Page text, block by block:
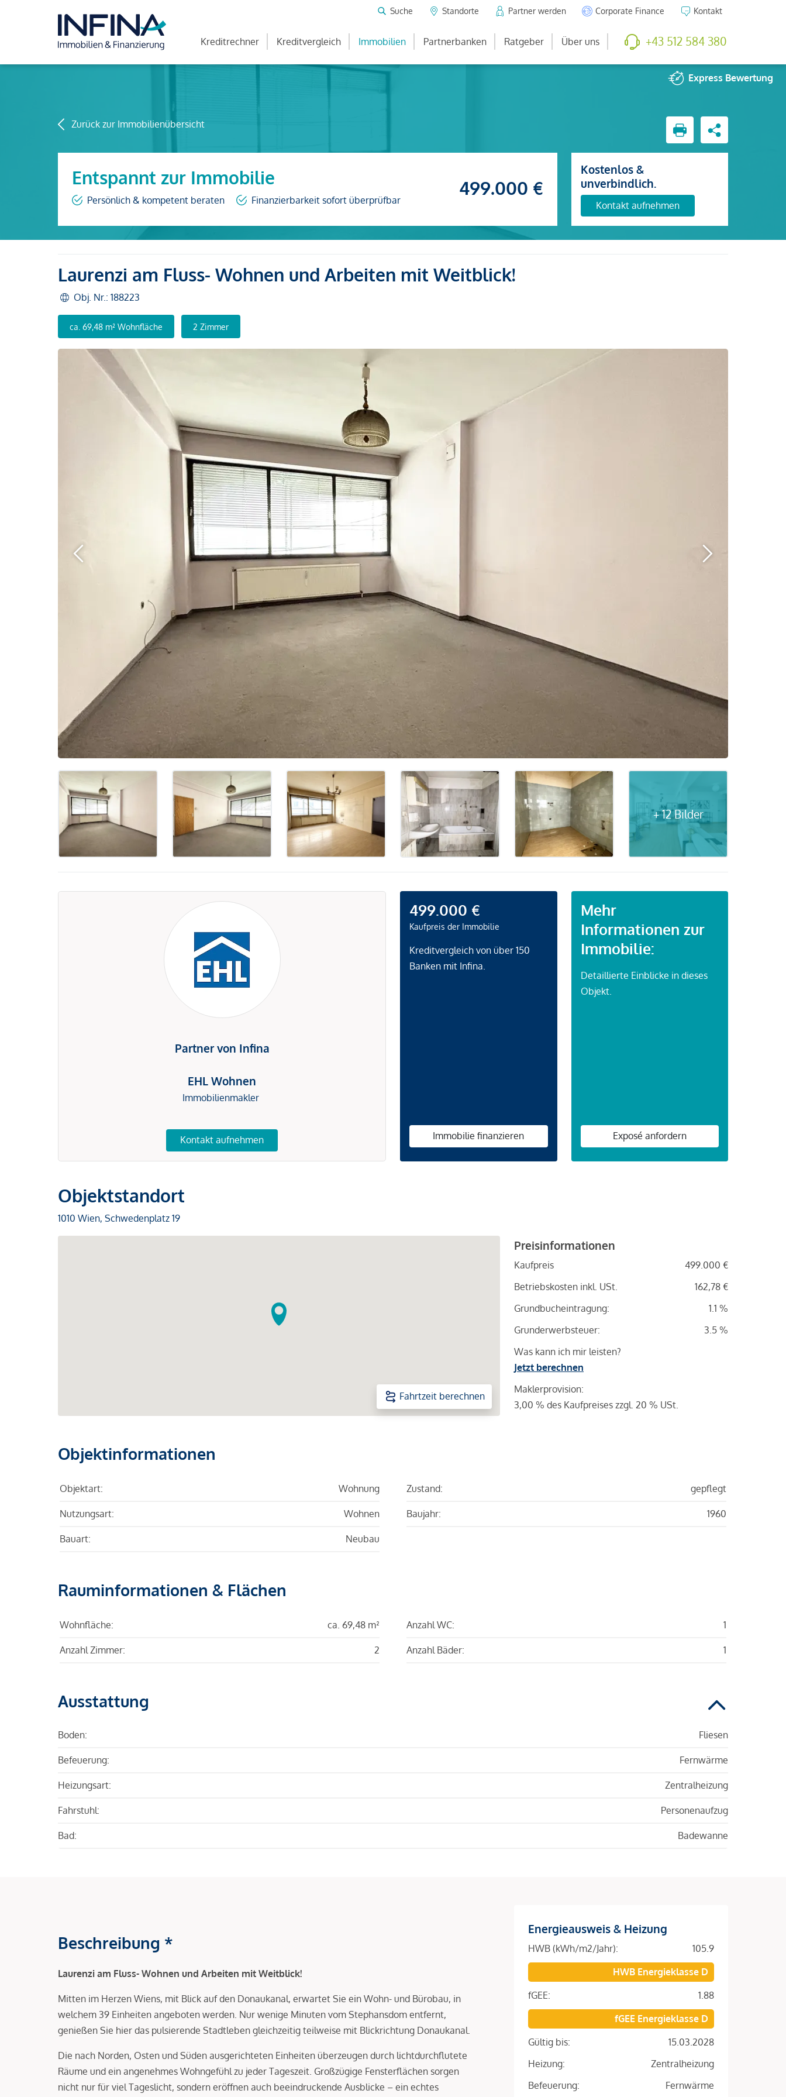
Suche Standorte Partner werden Corporate Finance Kontakt
Kreditrechner Kreditvergleich Immobilien Partnerbanken Ratgeber Über uns +43 512 584 380
Express Bewertung
Zurück zur Immobilienübersicht
Entspannt zur Immobilie
Persönlich & kompetent beraten Finanzierbarkeit sofort überprüfbar
499.000 €
Kostenlos &
unverbindlich.
Kontakt aufnehmen
+ 12 Bilder
Laurenzi am Fluss- Wohnen und Arbeiten mit Weitblick!
Obj. Nr.: 188223
ca. 69,48 m² Wohnfläche 2 Zimmer
Partner von Infina
EHL Wohnen
Immobilienmakler
Kontakt aufnehmen
499.000 €
Kaufpreis der Immobilie
Kreditvergleich von über 150
Banken mit Infina.
Immobilie finanzieren
Mehr
Informationen zur
Immobilie:
Detaillierte Einblicke in dieses
Objekt.
Exposé anfordern
Objektstandort
1010 Wien, Schwedenplatz 19
Fahrtzeit berechnen
Preisinformationen
Kaufpreis
499.000 €
Betriebskosten inkl. USt.
162,78 €
Grundbucheintragung:
1.1 %
Grunderwerbsteuer:
3.5 %
Was kann ich mir leisten?
Jetzt berechnen
Maklerprovision:
3,00 % des Kaufpreises zzgl. 20 % USt.
Objektinformationen
Objektart: Wohnung
Nutzungsart: Wohnen
Bauart: Neubau
Zustand: gepflegt
Baujahr: 1960
Rauminformationen & Flächen
Wohnfläche: ca. 69,48 m²
Anzahl Zimmer: 2
Anzahl WC: 1
Anzahl Bäder: 1
Ausstattung
Boden: Fliesen
Befeuerung: Fernwärme
Heizungsart: Zentralheizung
Fahrstuhl: Personenaufzug
Bad: Badewanne
Beschreibung *
Laurenzi am Fluss- Wohnen und Arbeiten mit Weitblick!
Mitten im Herzen Wiens, mit Blick auf den Donaukanal, erwartet Sie ein Wohn- und Bürobau, in
welchem 39 Einheiten angeboten werden. Nur wenige Minuten vom Stephansdom entfernt,
genießen Sie hier das pulsierende Stadtleben gleichzeitig teilweise mit Blickrichtung Donaukanal.
Die nach Norden, Osten und Süden ausgerichteten Einheiten überzeugen durch lichtdurchflutete
Räume und ein angenehmes Wohngefühl zu jeder Tageszeit. Großzügige Fensterflächen sorgen
nicht nur für viel Tageslicht, sondern eröffnen auch beeindruckende Ausblicke – ein echtes
Energieausweis & Heizung
HWB (kWh/m2/Jahr):
105.9
HWB Energieklasse D
fGEE:
1.88
fGEE Energieklasse D
Gültig bis:
15.03.2028
Heizung:
Zentralheizung
Befeuerung:
Fernwärme